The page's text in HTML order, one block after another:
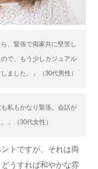
、緊張で両家共に堅苦し
で、もう少しカジュアル
ました。」（30代男性）
私もかなり緊張。会話が
」（30代女性）
トですが、それは両
うすれば和やかな雰